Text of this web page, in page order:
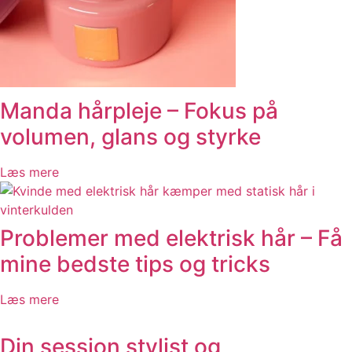
Manda hårpleje – Fokus på
volumen, glans og styrke
Læs mere
Problemer med elektrisk hår – Få
mine bedste tips og tricks
Læs mere
Din session stylist og